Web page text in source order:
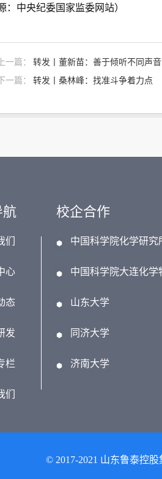
：中央纪委国家监委网站）
上一篇：
转发丨董新苗：善于倾听不同声音
下一篇：
转发丨桑林峰：找准斗争着力点
航
们
心
态
发
栏
们
校企合作
中国科学院化学研究
中国科学院大连化学
山东大学
同济大学
济南大学
© 2017-2021 山东鲁泰控